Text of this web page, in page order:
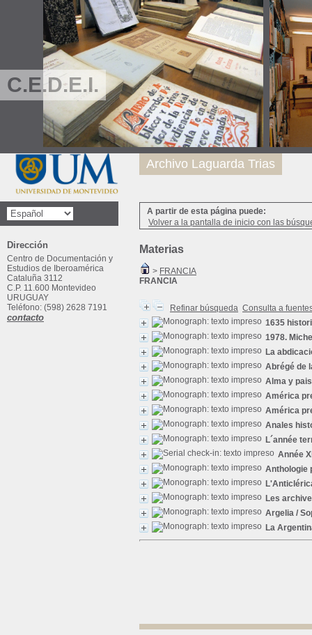
C.E.D.E.I.
A partir de esta página puede:
Volver a la pantalla de inicio con las
Materias
> FRANCIA
FRANCIA
Refinar búsqueda Consulta a
1635
1978.
La
Abrégé de
Alma y
América
América
Anales
L´année
Année
Anthologie
Les
Argelia /
La
Archivo Laguarda Trias
Dirección
Centro de Documentación y
Estudios de Iberoamérica
Cataluña 3112
C.P. 11.600 Montevideo
URUGUAY
Teléfono: (598) 2628 7191
contacto